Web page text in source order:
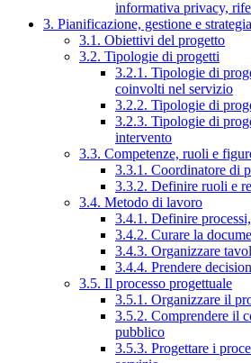
informativa privacy,
3. Pianificazione, gestione e strategia
3.1. Obiettivi del progetto
3.2. Tipologie di progetti
3.2.1. Tipologie di
coinvolti nel servizio
3.2.2. Tipologie di
3.2.3. Tipologie di
intervento
3.3. Competenze, ruoli e
3.3.1. Coordinatore di
3.3.2. Definire ruoli e
3.4. Metodo di lavoro
3.4.1. Definire
3.4.2. Curare la
3.4.3. Organizzare
3.4.4. Prendere
3.5. Il processo progettuale
3.5.1. Organizzare il
3.5.2. Comprendere il
pubblico
3.5.3. Progettare i